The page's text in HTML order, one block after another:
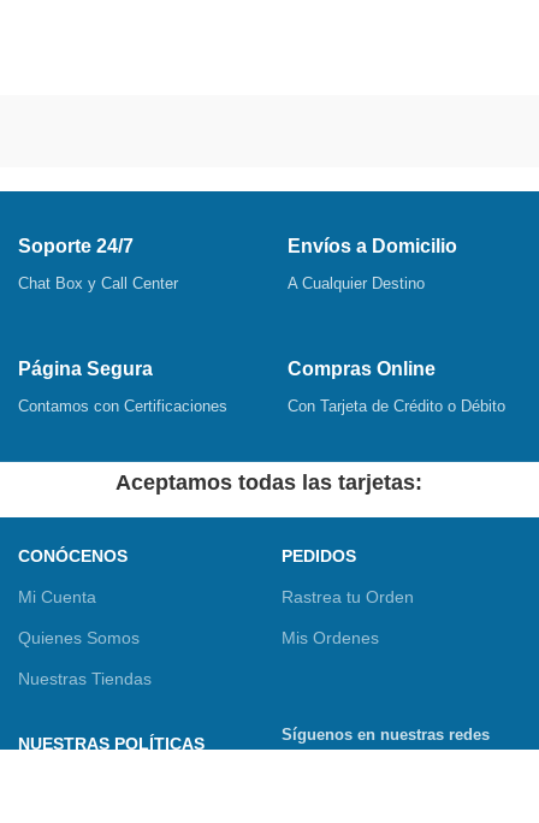
Soporte 24/7
Chat Box y Call Center
Envíos a Domicilio
A Cualquier Destino
Página Segura
Contamos con Certificaciones
Compras Online
Con Tarjeta de Crédito o Débito
Aceptamos todas las tarjetas:
CONÓCENOS
Mi Cuenta
Quienes Somos
Nuestras Tiendas
PEDIDOS
Rastrea tu Orden
Mis Ordenes
NUESTRAS POLÍTICAS
Síguenos en nuestras redes